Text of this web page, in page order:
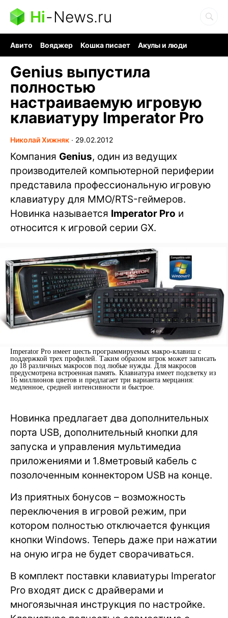
Hi-News.ru
Авито Вояджер Кошка писает
Акулы и люди
Genius выпустила
полностью
настраиваемую игровую
клавиатуру Imperator Pro
Николай Хижняк ∙ 29.02.2012
Компания Genius, один из ведущих
производителей компьютерной периферии
представила профессиональную игровую
клавиатуру для MMO/RTS-геймеров.
Новинка называется Imperator Pro и
относится к игровой серии GX.
Imperator Pro имеет шесть программируемых макро-клавиш с
поддержкой трех профилей. Таким образом игрок может записать
до 18 различных макросов под любые нужды. Для макросов
предусмотрена встроенная память. Клавиатура имеет подсветку из
16 миллионов цветов и предлагает три варианта мерцания:
медленное, средней интенсивности и быстрое.
Новинка предлагает два дополнительных
порта USB, дополнительный кнопки для
запуска и управления мультимедиа
приложениями и 1.8метровый кабель с
позолоченным коннектором USB на конце.
Из приятных бонусов – возможность
переключения в игровой режим, при
котором полностью отключается функция
кнопки Windows. Теперь даже при нажатии
на оную игра не будет сворачиваться.
В комплект поставки клавиатуры Imperator
Pro входят диск с драйверами и
многоязычная инструкция по настройке.